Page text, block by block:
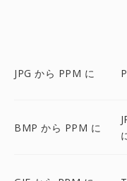
JPG から PPM に
BMP から PPM に